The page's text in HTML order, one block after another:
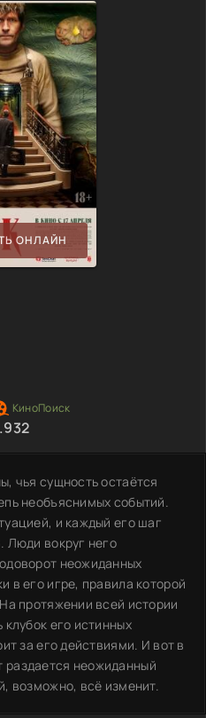
ОНЛАЙН
чья сущность остаётся
необъяснимых событий.
и каждый его шаг
Люди вокруг него
неожиданных
в его игре, правила которой
протяжении всей истории
клубок его истинных
за его действиями. И вот в
неожиданный
возможно, всё изменит.